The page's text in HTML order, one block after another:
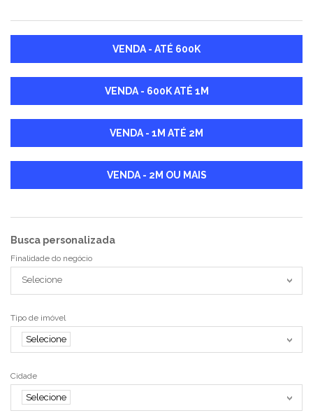
VENDA - ATÉ 600K
VENDA - 600K ATÉ 1M
VENDA - 1M ATÉ 2M
VENDA - 2M OU MAIS
Busca personalizada
Finalidade do negócio
Selecione
Tipo de imóvel
Selecione
Cidade
Selecione